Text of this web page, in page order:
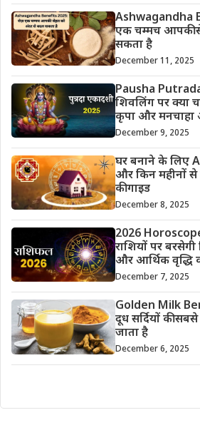
Ashwagandha
एक चम्मच आपकी
सकता है
December 11, 2025
Pausha
शिवलिंग पर क्या
कृपा और मनचाहा
December 9, 2025
घर बनाने के लिए
और किन महीनों से
की गाइड
December 8, 2025
2026
राशियों पर
और आर्थिक वृद्धि
December 7, 2025
Golden Milk
दूध सर्दियों की
जाता है
December 6, 2025